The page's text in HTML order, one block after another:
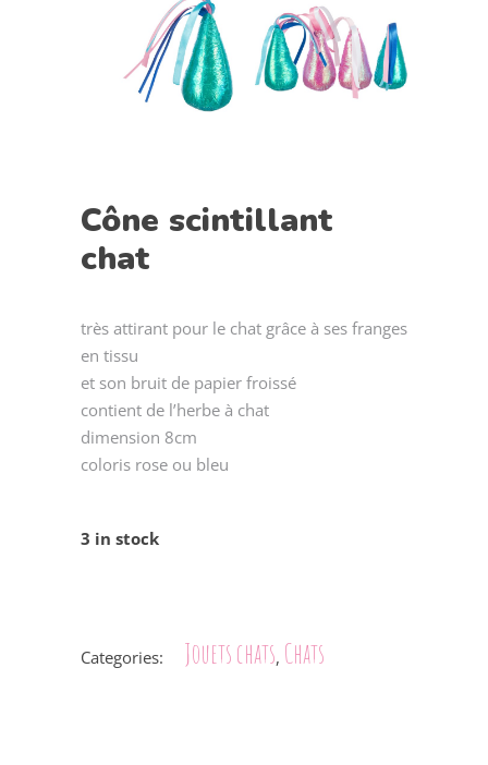
Cône scintillant
chat
très attirant pour le chat grâce à ses franges
en tissu
et son bruit de papier froissé
contient de l’herbe à chat
dimension 8cm
coloris rose ou bleu
3 in stock
Categories: Jouets chats, Chats